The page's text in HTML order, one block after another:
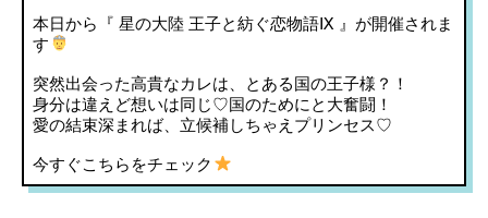
本日から『 星の大陸 王子と紡ぐ恋物語Ⅸ 』が開催されま
す
突然出会った高貴なカレは、とある国の王子様？！
身分は違えど想いは同じ♡国のためにと大奮闘！
愛の結束深まれば、立候補しちゃえプリンセス♡
今すぐこちらをチェック